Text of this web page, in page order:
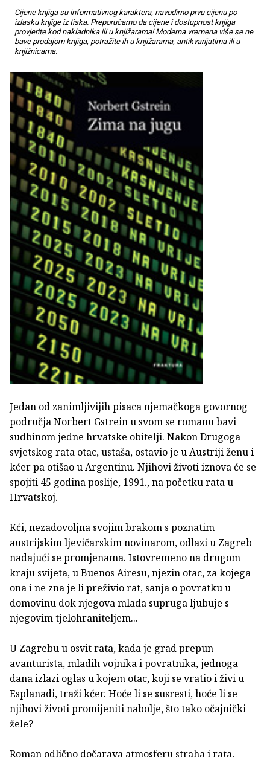
Cijene knjiga su informativnog karaktera, navodimo prvu cijenu po
izlasku knjige iz tiska. Preporučamo da cijene i dostupnost knjiga
provjerite kod nakladnika ili u knjižarama! Moderna vremena više se ne
bave prodajom knjiga, potražite ih u knjižarama, antikvarijatima ili u
knjižnicama.
Jedan od zanimljivijih pisaca njemačkoga govornog
područja Norbert Gstrein u svom se romanu bavi
sudbinom jedne hrvatske obitelji. Nakon Drugoga
svjetskog rata otac, ustaša, ostavio je u Austriji ženu i
kćer pa otišao u Argentinu. Njihovi životi iznova će se
spojiti 45 godina poslije, 1991., na početku rata u
Hrvatskoj.
Kći, nezadovoljna svojim brakom s poznatim
austrijskim ljevičarskim novinarom, odlazi u Zagreb
nadajući se promjenama. Istovremeno na drugom
kraju svijeta, u Buenos Airesu, njezin otac, za kojega
ona i ne zna je li preživio rat, sanja o povratku u
domovinu dok njegova mlada supruga ljubuje s
njegovim tjelohraniteljem...
U Zagrebu u osvit rata, kada je grad prepun
avanturista, mladih vojnika i povratnika, jednoga
dana izlazi oglas u kojem otac, koji se vratio i živi u
Esplanadi, traži kćer. Hoće li se susresti, hoće li se
njihovi životi promijeniti nabolje, što tako očajnički
žele?
Roman odlično dočarava atmosferu straha i rata,